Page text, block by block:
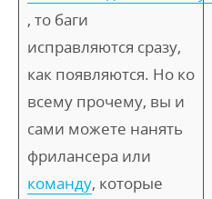
, то баги
исправляются сразу,
как появляются. Но ко
всему прочему, вы и
сами можете нанять
фрилансера или
команду, которые